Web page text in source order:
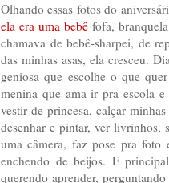
Olhando essas fotos do
ela era uma bebêfofa,
chamava de bebê-sharpei, de
das minhas asas, ela cresceu.
geniosa que escolhe o que
menina que ama ir pra escola
vestir de princesa, calçar
desenhar e pintar, ver livrinhos,
uma câmera, faz pose pra foto
enchendo de beijos. E
querendo aprender,